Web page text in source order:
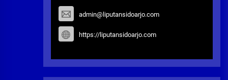
admin@liputansidoarjo.com
https://liputansidoarjo.com